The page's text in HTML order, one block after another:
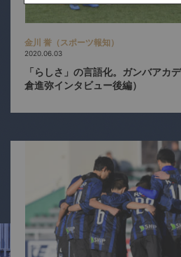
金川 誉（スポーツ報知）
2020.06.03
「らしさ」の言語化。ガンバアカ
倉進弥インタビュー後編）